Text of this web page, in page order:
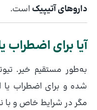
داروهای آتیپیک است.
آیا برای اضطراب
به‌طور مستقیم خیر.
شده و برای اضطراب
مگر در شرایط خاص و با